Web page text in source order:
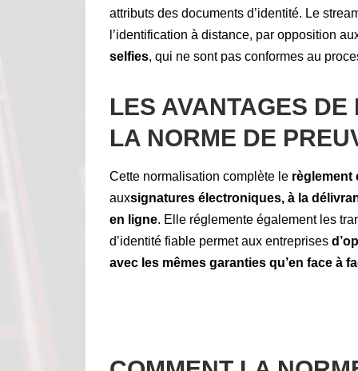
attributs des documents d’identité. Le
l’identification à distance, par opposition
selfies, qui ne sont pas conformes au
LES AVANTAGES
LA NORME DE
Cette normalisation complète le règlement
auxsignatures électroniques, à la
en ligne. Elle réglemente également les
d’identité fiable permet aux entreprises
avec les mêmes garanties qu’en face à